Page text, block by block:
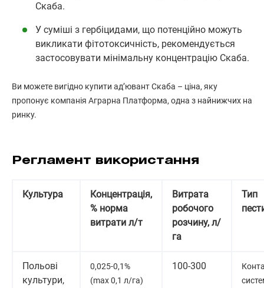
Скаба.
У суміші з гербіцидами, що потенційно можуть
викликати фітотоксичність, рекомендується
застосовувати мінімальну концентрацію Скаба.
Ви можете вигідно купити ад’ювант Скаба – ціна, яку
пропонує компанія Аграрна Платформа, одна з найнижчих на
ринку.
Регламент використання
Культура
Концентрація,
% норма
витрати л/т
Витрата
робочого
розчину, л/
га
Тип
Польові
культури,
0,025-0,1%
(max 0,1 л/га)
100-300